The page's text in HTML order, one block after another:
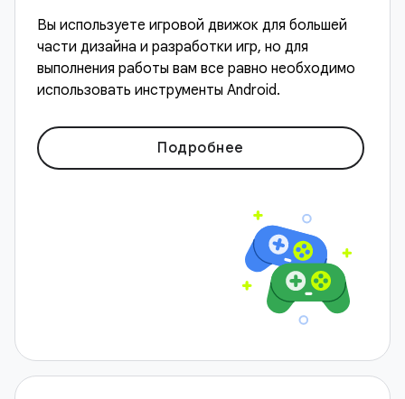
Вы используете игровой движок для большей
части дизайна и разработки игр, но для
выполнения работы вам все равно необходимо
использовать инструменты Android.
Подробнее